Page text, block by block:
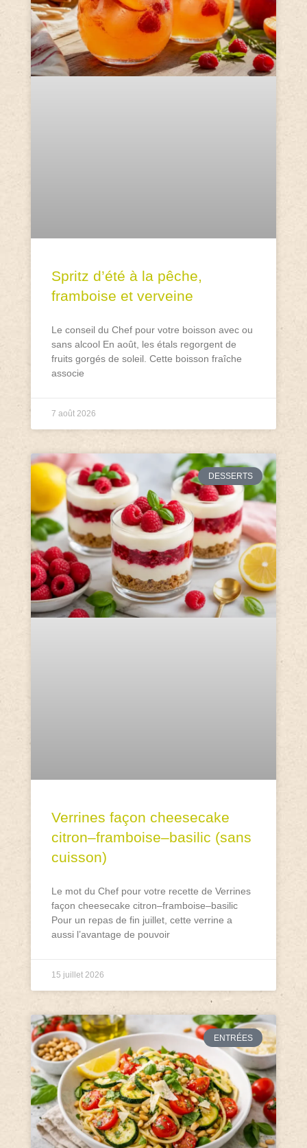
Spritz d’été à la pêche,
framboise et verveine
Le conseil du Chef pour votre boisson avec ou
sans alcool En août, les étals regorgent de
fruits gorgés de soleil. Cette boisson fraîche
associe
7 août 2026
DESSERTS
Verrines façon cheesecake
citron–framboise–basilic (sans
cuisson)
Le mot du Chef pour votre recette de Verrines
façon cheesecake citron–framboise–basilic
Pour un repas de fin juillet, cette verrine a
aussi l’avantage de pouvoir
15 juillet 2026
ENTRÉES